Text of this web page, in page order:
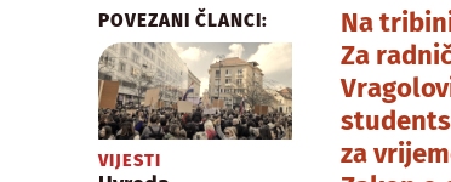
POVEZANI ČLANCI:
VIJESTI
Na
Za
za